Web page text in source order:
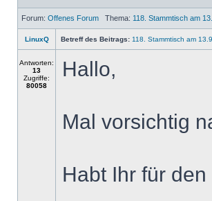
Forum: Offenes Forum Thema: 118. Stammtisch am
LinuxQ Betreff des Beitrags: 118. Stammtisch am 13.9.
Antworten:
13
Zugriffe:
80058
Hallo,
Mal vorsichtig
Habt Ihr für